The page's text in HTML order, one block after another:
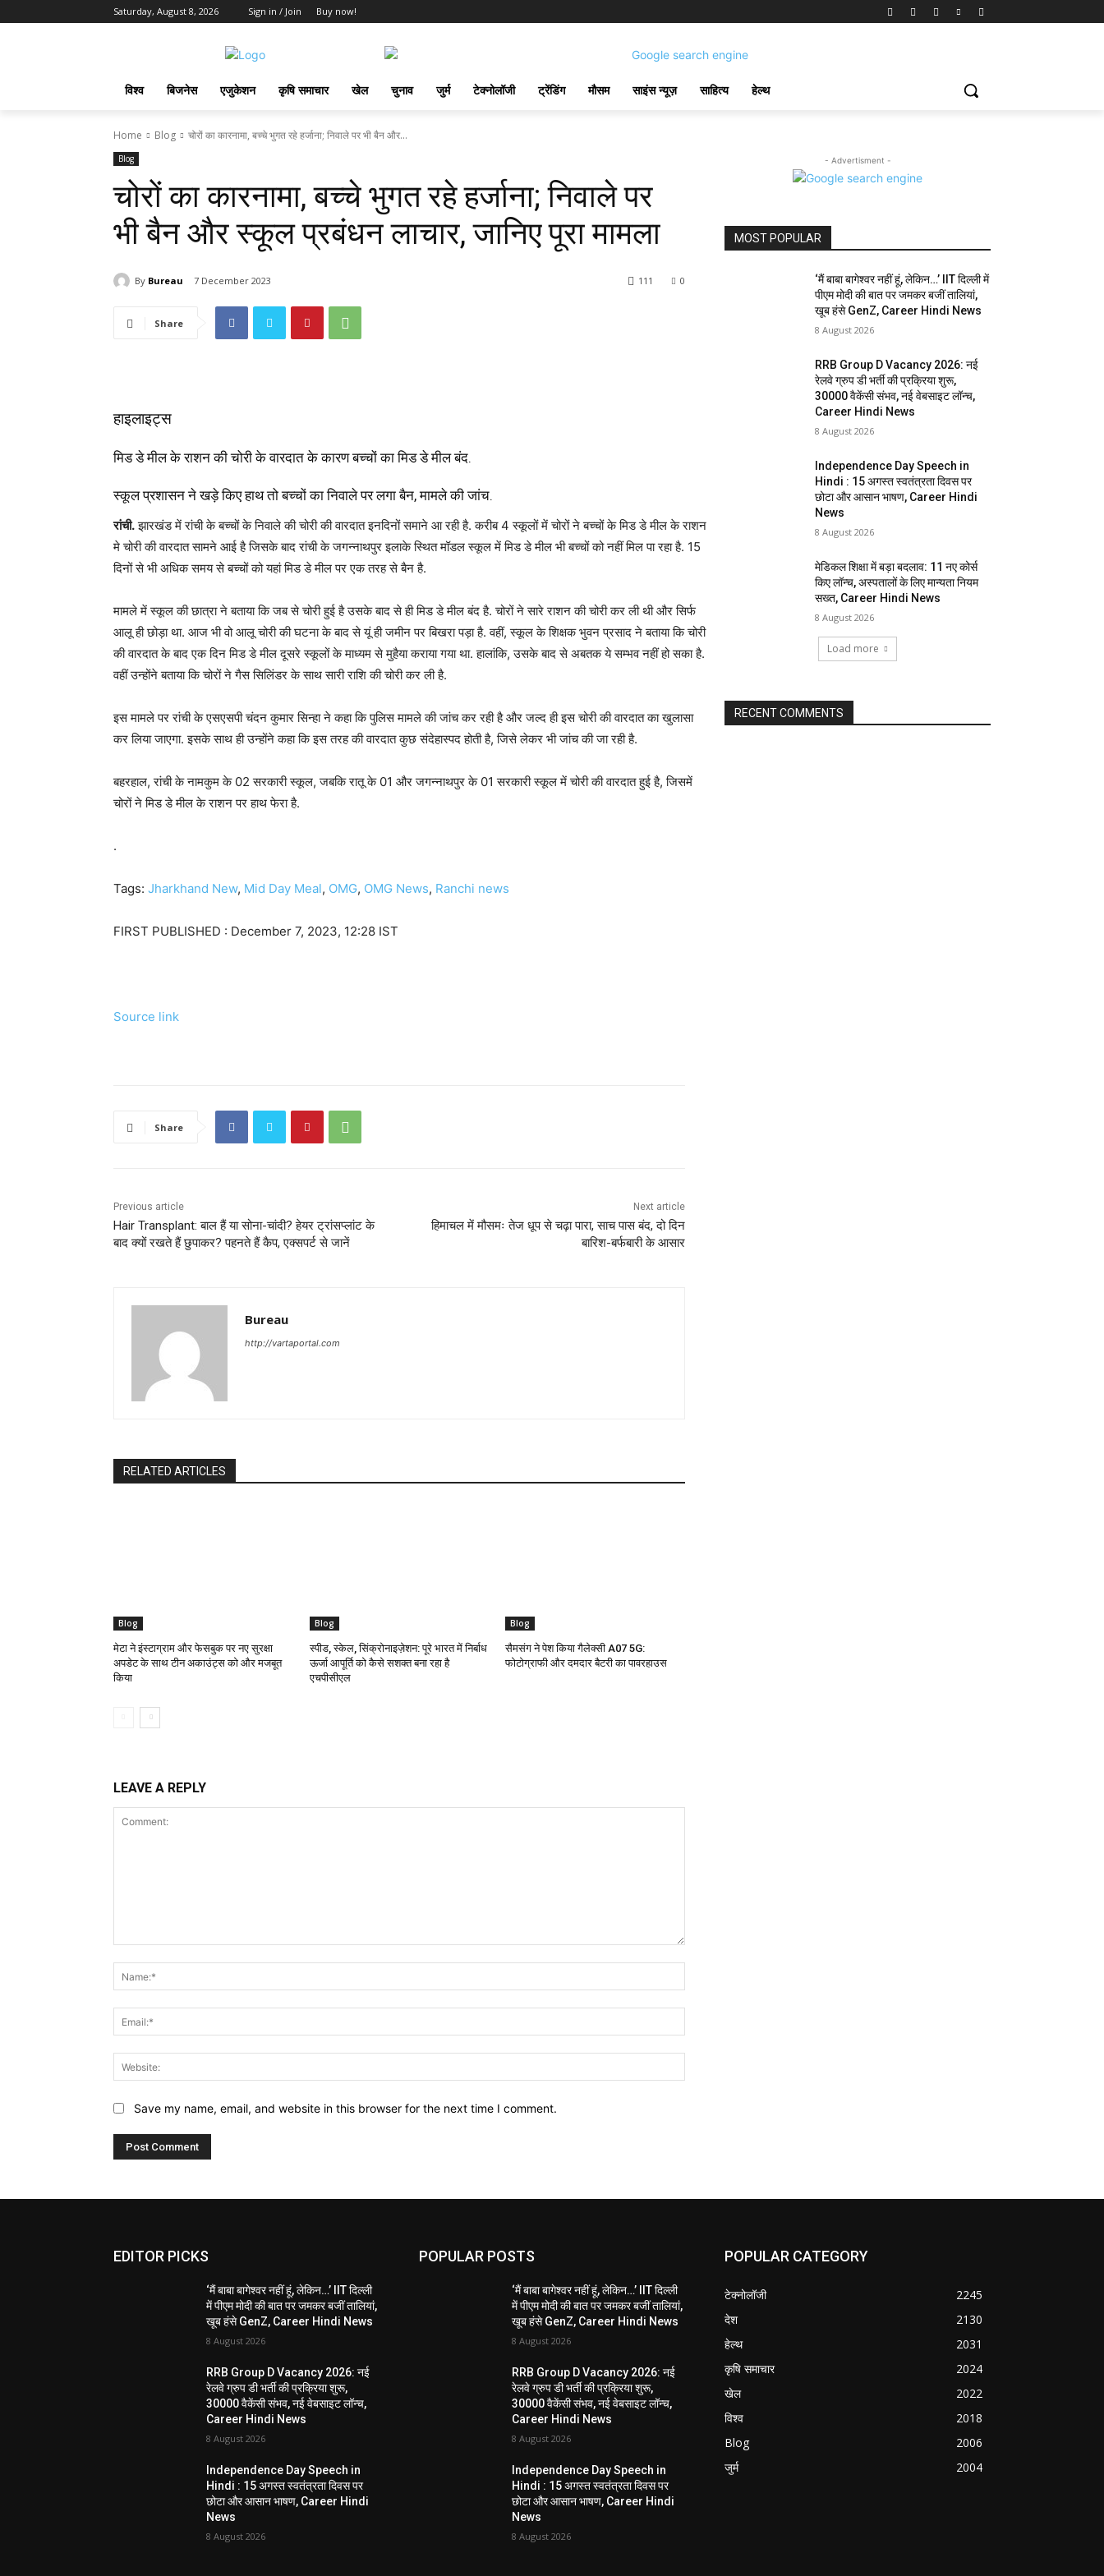
Saturday, August 8, 2026 Sign in / Join Buy now!
विश्व बिजनेस एजुकेशन कृषि समाचार खेल चुनाव जुर्म टेक्नोलॉजी ट्रेंडिंग मौसम साइंस न्यूज़ साहित्य हेल्थ
Home Blog चोरों का कारनामा, बच्चे भुगत रहे हर्जाना; निवाले पर भी बैन और...
Blog
चोरों का कारनामा, बच्चे भुगत रहे हर्जाना; निवाले पर
भी बैन और स्कूल प्रबंधन लाचार, जानिए पूरा मामला
By Bureau 7 December 2023 0
111
Share
हाइलाइट्स
मिड डे मील के राशन की चोरी के वारदात के कारण बच्चों का मिड डे मील बंद.
स्कूल प्रशासन ने खड़े किए हाथ तो बच्चों का निवाले पर लगा बैन, मामले की जांच.
रांची.झारखंड में रांची के बच्चों के निवाले की चोरी की वारदात इनदिनों समाने आ रही है. करीब 4 स्कूलों में चोरों ने बच्चों के मिड डे मील के राशन
मे चोरी की वारदात सामने आई है जिसके बाद रांची के जगन्नाथपुर इलाके स्थित मॉडल स्कूल में मिड डे मील भी बच्चों को नहीं मिल पा रहा है. 15
दिनों से भी अधिक समय से बच्चों को यहां मिड डे मील पर एक तरह से बैन है.
मामले में स्कूल की छात्रा ने बताया कि जब से चोरी हुई है उसके बाद से ही मिड डे मील बंद है. चोरों ने सारे राशन की चोरी कर ली थी और सिर्फ
आलू ही छोड़ा था. आज भी वो आलू चोरी की घटना के बाद से यूं ही जमीन पर बिखरा पड़ा है. वहीं, स्कूल के शिक्षक भुवन प्रसाद ने बताया कि चोरी
की वारदात के बाद एक दिन मिड डे मील दूसरे स्कूलों के माध्यम से मुहैया कराया गया था. हालांकि, उसके बाद से अबतक ये सम्भव नहीं हो सका है.
वहीं उन्होंने बताया कि चोरों ने गैस सिलिंडर के साथ सारी राशि की चोरी कर ली है.
इस मामले पर रांची के एसएसपी चंदन कुमार सिन्हा ने कहा कि पुलिस मामले की जांच कर रही है और जल्द ही इस चोरी की वारदात का खुलासा
कर लिया जाएगा. इसके साथ ही उन्होंने कहा कि इस तरह की वारदात कुछ संदेहास्पद होती है, जिसे लेकर भी जांच की जा रही है.
बहरहाल, रांची के नामकुम के 02 सरकारी स्कूल, जबकि रातू के 01 और जगन्नाथपुर के 01 सरकारी स्कूल में चोरी की वारदात हुई है, जिसमें
चोरों ने मिड डे मील के राशन पर हाथ फेरा है.
.
Tags: Jharkhand New, Mid Day Meal, OMG, OMG News, Ranchi news
FIRST PUBLISHED : December 7, 2023, 12:28 IST
Source link
Share
Previous article
Hair Transplant: बाल हैं या सोना-चांदी? हेयर ट्रांसप्‍लांट के
बाद क्‍यों रखते हैं छुपाकर? पहनते हैं कैप, एक्‍सपर्ट से जानें
Next article
हिमाचल में मौसमः तेज धूप से चढ़ा पारा, साच पास बंद, दो दिन
बारिश-बर्फबारी के आसार
Bureau
http://vartaportal.com
RELATED ARTICLES
Blog
मेटा ने इंस्टाग्राम और फेसबुक पर नए सुरक्षा
अपडेट के साथ टीन अकाउंट्स को और मजबूत
किया
Blog
स्पीड, स्केल, सिंक्रोनाइज़ेशन: पूरे भारत में निर्बाध
ऊर्जा आपूर्ति को कैसे सशक्त बना रहा है
एचपीसीएल
Blog
सैमसंग ने पेश किया गैलेक्सी A07 5G:
फोटोग्राफी और दमदार बैटरी का पावरहाउस
LEAVE A REPLY
Save my name, email, and website in this browser for the next time I comment.
- Advertisment -
MOST POPULAR
‘मैं बाबा बागेश्वर नहीं हूं, लेकिन…’ IIT दिल्ली में
पीएम मोदी की बात पर जमकर बजीं तालियां,
खूब हंसे GenZ, Career Hindi News
8 August 2026
RRB Group D Vacancy 2026: नई
रेलवे ग्रुप डी भर्ती की प्रक्रिया शुरू,
30000 वैकेंसी संभव, नई वेबसाइट लॉन्च,
Career Hindi News
8 August 2026
Independence Day Speech in
Hindi : 15 अगस्त स्वतंत्रता दिवस पर
छोटा और आसान भाषण, Career Hindi
News
8 August 2026
मेडिकल शिक्षा में बड़ा बदलाव: 11 नए कोर्स
किए लॉन्च, अस्पतालों के लिए मान्यता नियम
सख्त, Career Hindi News
8 August 2026
Load more
RECENT COMMENTS
EDITOR PICKS
‘मैं बाबा बागेश्वर नहीं हूं, लेकिन…’ IIT दिल्ली
में पीएम मोदी की बात पर जमकर बजीं तालियां,
खूब हंसे GenZ, Career Hindi News
8 August 2026
RRB Group D Vacancy 2026: नई
रेलवे ग्रुप डी भर्ती की प्रक्रिया शुरू,
30000 वैकेंसी संभव, नई वेबसाइट लॉन्च,
Career Hindi News
8 August 2026
Independence Day Speech in
Hindi : 15 अगस्त स्वतंत्रता दिवस पर
छोटा और आसान भाषण, Career Hindi
News
8 August 2026
POPULAR POSTS
‘मैं बाबा बागेश्वर नहीं हूं, लेकिन…’ IIT दिल्ली
में पीएम मोदी की बात पर जमकर बजीं तालियां,
खूब हंसे GenZ, Career Hindi News
8 August 2026
RRB Group D Vacancy 2026: नई
रेलवे ग्रुप डी भर्ती की प्रक्रिया शुरू,
30000 वैकेंसी संभव, नई वेबसाइट लॉन्च,
Career Hindi News
8 August 2026
Independence Day Speech in
Hindi : 15 अगस्त स्वतंत्रता दिवस पर
छोटा और आसान भाषण, Career Hindi
News
8 August 2026
POPULAR CATEGORY
टेक्नोलॉजी
2245
देश
2130
हेल्थ
2031
कृषि समाचार
2024
खेल
2022
विश्व
2018
Blog
2006
जुर्म
2004